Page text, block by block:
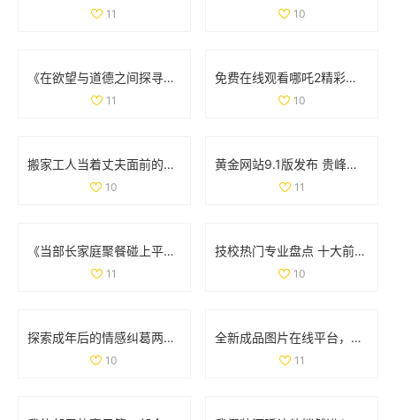
11 10
《在欲望与道德之间探寻女性心灵的春潮》
11
免费在线观看哪吒2精彩内容与剧情揭秘尽在这里
10
搬家工人当着丈夫面前的意外互动引发的情感风波
10
黄金网站9.1版发布 贵峰科技揭示行业新机遇与挑战
11
《当部长家庭聚餐碰上平凡老公的意外故事》
11
技校热门专业盘点 十大前景行业选择就读必备指南
10
探索成年后的情感纠葛两位女性的精彩剧集免费观看
10
全新成品图片在线平台，快速上传分享你的创意作品
11